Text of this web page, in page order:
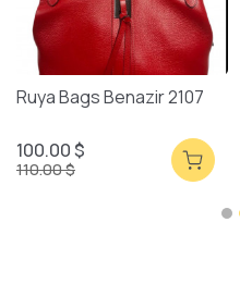
Ruya Bags Benazir 2107
100.00 $
110.00 $